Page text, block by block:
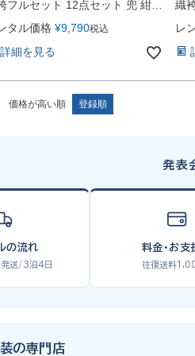
フルセット 12点セット 兜 紺ｘ
タル価格 ¥9,790税込
詳細を見る
織
レ
価格が高い順 登録順
発表
の流れ
発送/3泊4日
料金・お支
往復送料
の専門店